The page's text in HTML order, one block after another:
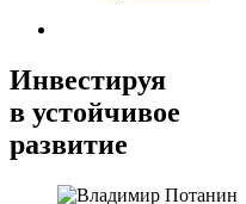
Инвестируя
в устойчивое
развитие